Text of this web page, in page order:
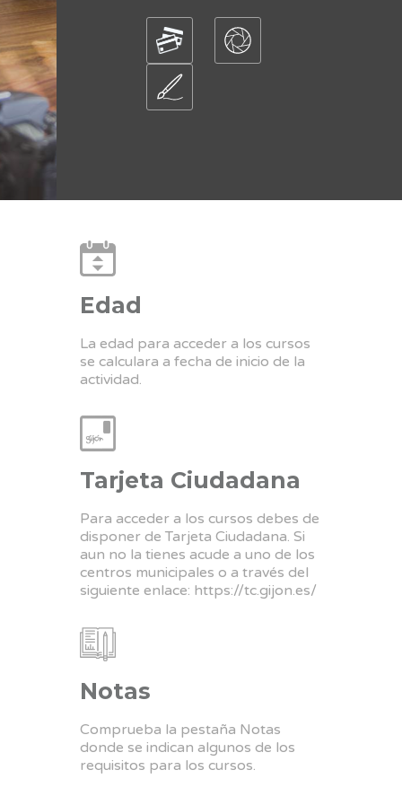
Edad
La edad para acceder a los cursos
se calculara a fecha de inicio de la
actividad.
Tarjeta Ciudadana
Para acceder a los cursos debes de
disponer de Tarjeta Ciudadana. Si
aun no la tienes acude a uno de los
centros municipales o a través del
siguiente enlace: https://tc.gijon.es/
Notas
Comprueba la pestaña Notas
donde se indican algunos de los
requisitos para los cursos.